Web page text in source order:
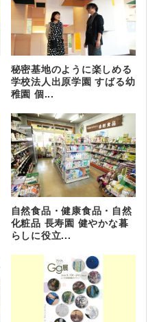
秘密基地のように楽しめる
学校法人出原学園 すばる幼
稚園 個...
自然食品・健康食品・自然
化粧品 長寿園 健やかな暮
らしに役立...